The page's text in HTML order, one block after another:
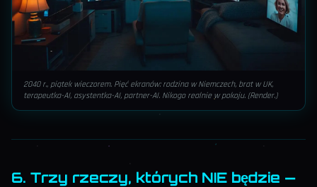
2040 r., piątek wieczorem. Pięć ekranów: rodzina w Niemczech, brat w UK,
terapeutka-AI, asystentka-AI, partner-AI. Nikogo realnie w pokoju. (Render.)
6. Trzy rzeczy, których NIE będzie —